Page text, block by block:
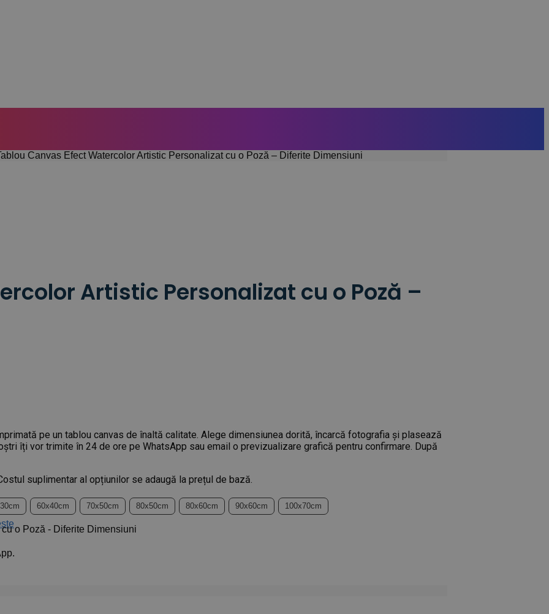
Canvas Efect Watercolor Artistic Personalizat cu o Poză – Diferite Dimensiuni
Artistic Personalizat cu o Poză –
pe un tablou canvas de înaltă calitate. Alege dimensiunea dorită, încarcă fotografia și plasează
îți vor trimite în 24 de ore pe WhatsApp sau email o previzualizare grafică pentru confirmare. După
suplimentar al opțiunilor se adaugă la prețul de bază.
60x40cm 70x50cm 80x50cm 80x60cm 90x60cm 100x70cm
o Poză - Diferite Dimensiuni